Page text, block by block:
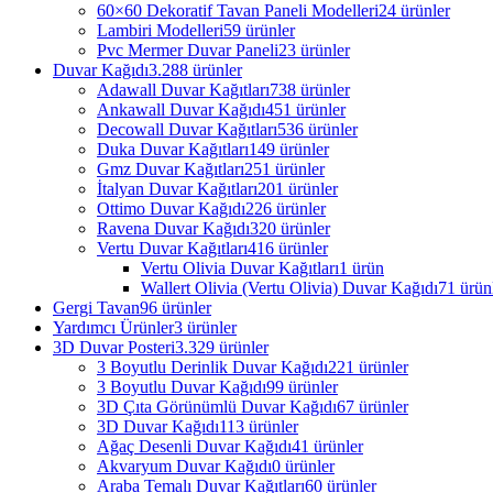
60×60 Dekoratif Tavan Paneli Modelleri24 ürünler
Lambiri Modelleri59 ürünler
Pvc Mermer Duvar Paneli23 ürünler
Duvar Kağıdı3.288 ürünler
Adawall Duvar Kağıtları738 ürünler
Ankawall Duvar Kağıdı451 ürünler
Decowall Duvar Kağıtları536 ürünler
Duka Duvar Kağıtları149 ürünler
Gmz Duvar Kağıtları251 ürünler
İtalyan Duvar Kağıtları201 ürünler
Ottimo Duvar Kağıdı226 ürünler
Ravena Duvar Kağıdı320 ürünler
Vertu Duvar Kağıtları416 ürünler
Vertu Olivia Duvar Kağıtları1 ürün
Wallert Olivia (Vertu Olivia) Duvar Kağıdı71
Gergi Tavan96 ürünler
Yardımcı Ürünler3 ürünler
3D Duvar Posteri3.329 ürünler
3 Boyutlu Derinlik Duvar Kağıdı221 ürünler
3 Boyutlu Duvar Kağıdı99 ürünler
3D Çıta Görünümlü Duvar Kağıdı67 ürünler
3D Duvar Kağıdı113 ürünler
Ağaç Desenli Duvar Kağıdı41 ürünler
Akvaryum Duvar Kağıdı0 ürünler
Araba Temalı Duvar Kağıtları60 ürünler